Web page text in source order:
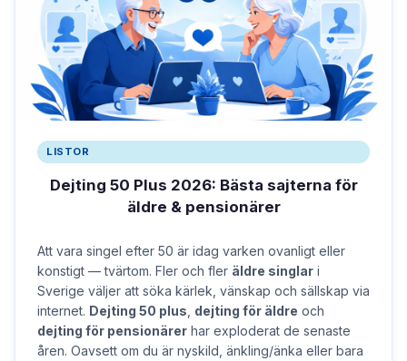
LISTOR
Dejting 50 Plus 2026: Bästa sajterna för
äldre & pensionärer
Att vara singel efter 50 är idag varken ovanligt eller
konstigt — tvärtom. Fler och fler äldre singlar i
Sverige väljer att söka kärlek, vänskap och sällskap via
internet. Dejting 50 plus dejting för äldre och
dejting för pensionärer har exploderat de senaste
åren. Oavsett om du är nyskild, änkling/änka eller bara